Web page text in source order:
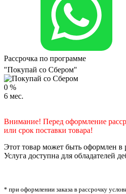
Рассрочка по программе
"Покупай со Сбером"
0 %
6 мес.
Внимание! Перед оформление
или срок поставки товара!
Этот товар может быть оформлен в
Услуга доступна для обладателей
* при оформлении заказа в рассрочку